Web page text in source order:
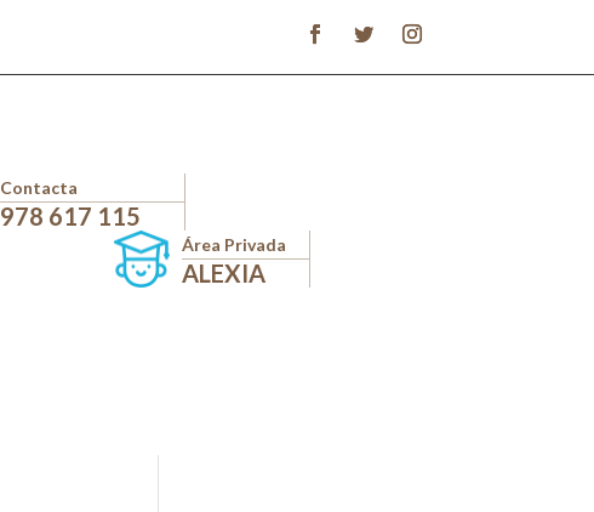
Contacta
978 617 115
Área Privada
ALEXIA